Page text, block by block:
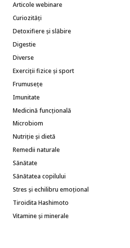
Articole webinare
Curiozități
Detoxifiere și slăbire
Digestie
Diverse
Exerciții fizice și sport
Frumusețe
Imunitate
Medicină funcțională
Microbiom
Nutriție și dietă
Remedii naturale
Sănătate
Sănătatea copilului
Stres și echilibru emoțional
Tiroidita Hashimoto
Vitamine și minerale